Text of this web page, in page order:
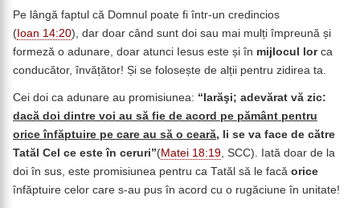
Pe lângă faptul că Domnul poate fi într-un credincios
( Ioan 14:20), dar doar când sunt doi sau mai mulți împreună și
formeză o adunare, doar atunci Iesus este și în mijlocul lorca
conducător, învățător! Și se folosește de alții pentru zidirea ta.
Cei doi ca adunare au promisiunea: “Iarăşi; adevărat vă zic:
dacă doi dintre voi au să fie de acord pe pământ pentru
orice înfăptuire pe care au să o ceară, li se va face de către
Tatăl Cel ce este în ceruri”(Matei 18:19, SCC). Iată doar de la
doi în sus, este promisiunea pentru ca Tatăl să le facă orice
înfăptuire celor care s-au pus în acord cu o rugăciune în unitate!